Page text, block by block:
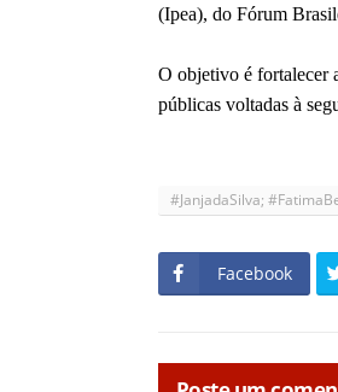
(Ipea), do Fórum
O objetivo é fortalecer
públicas voltadas à
#JanjadaSilva;
Facebook